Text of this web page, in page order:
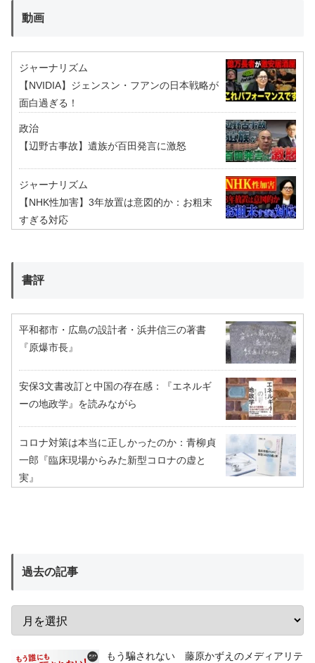
動画
ジャーナリズム
【NVIDIA】ジェンスン・フアンの日本戦略が
面白過ぎる！
政治
【辺野古事故】遺族が百田発言に激怒
ジャーナリズム
【NHK性加害】3年放置は意図的か：お粗末
すぎる対応
書評
平和都市・広島の設計者・浜井信三の著書
『原爆市長』
安保3文書改訂と中国の存在感：『エネルギ
ーの地政学』を読みながら
コロナ対策は本当に正しかったのか：青柳貞
一郎『臨床現場からみた新型コロナの虚と
実』
過去の記事
もう騙されない 藤原かずえのメディアリテ